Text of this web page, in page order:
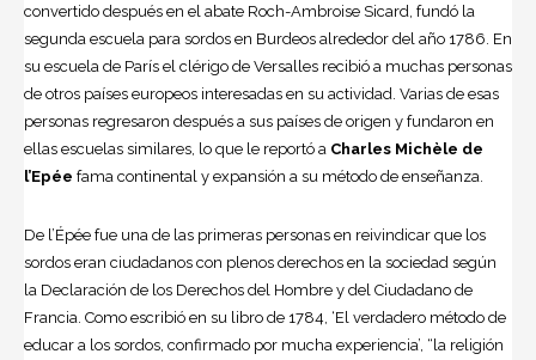
convertido después en el abate Roch-Ambroise Sicard, fundó la
segunda escuela para sordos en Burdeos alrededor del año 1786. En
su escuela de París el clérigo de Versalles recibió a muchas personas
de otros países europeos interesadas en su actividad. Varias de esas
personas regresaron después a sus países de origen y fundaron en
ellas escuelas similares, lo que le reportó a Charles Michèle de
l’Epée fama continental y expansión a su método de enseñanza.
De l’Épée fue una de las primeras personas en reivindicar que los
sordos eran ciudadanos con plenos derechos en la sociedad según
la Declaración de los Derechos del Hombre y del Ciudadano de
Francia. Como escribió en su libro de 1784, ‘El verdadero método de
educar a los sordos, confirmado por mucha experiencia’, “la religión